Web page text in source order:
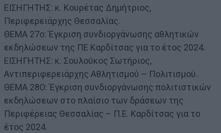
ΕΙΣΗΓΗΤΗΣ: κ. Κουρέτας Δημήτριος,
Περιφερειάρχης Θεσσαλίας.
ΘΕΜΑ 27ο: Έγκριση συνδιοργάνωσης αθλητικών
εκδηλώσεων της ΠΕ Καρδίτσας για το έτος 2024.
ΕΙΣΗΓΗΤΗΣ: κ. Σουλούκος Σωτήριος,
Αντιπεριφερειάρχης Αθλητισμού – Πολιτισμού.
ΘΕΜΑ 28Ο: Έγκριση συνδιοργάνωσης πολιτιστικών
εκδηλώσεων στο πλαίσιο των δράσεων της
Περιφέρειας Θεσσαλίας – Π.Ε. Καρδίτσας για το
έτος 2024.